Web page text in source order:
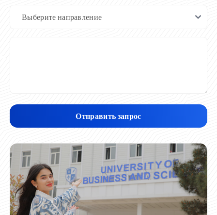
Отправить запрос